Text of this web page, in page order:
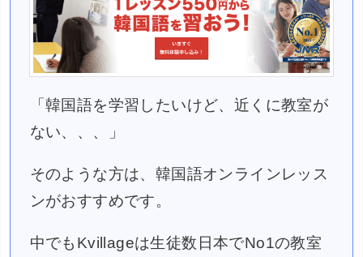
「韓国語を学習したいけど、近くに教室が
ない、、、」
そのような方は、韓国語オンラインレッス
ンがおすすめです。
中でもKvillageは生徒数日本でNo1の教室